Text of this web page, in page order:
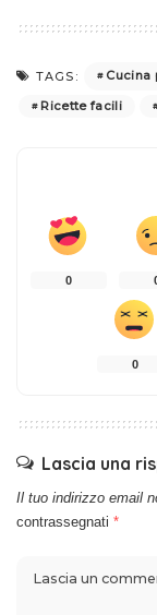
TAGS: Cucina
Ricette facili
0
0
Lascia una
Il tuo indirizzo email
contrassegnati *